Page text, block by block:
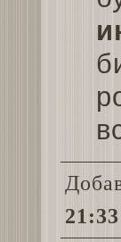
21:33